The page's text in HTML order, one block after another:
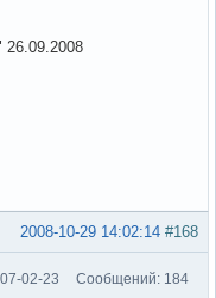
26.09.2008
#168
2008-10-29 14:02:14
02-23 Сообщений: 184